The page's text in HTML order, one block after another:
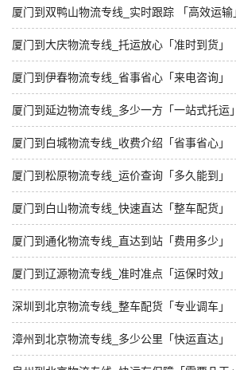
厦门到双鸭山物流专线_实时跟踪 「高效运输
厦门到大庆物流专线_托运放心「准时到货」
厦门到伊春物流专线_省事省心「来电咨询」
厦门到延边物流专线_多少一方「一站式托运」
厦门到白城物流专线_收费介绍「省事省心」
厦门到松原物流专线_运价查询「多久能到」
厦门到白山物流专线_快速直达「整车配货」
厦门到通化物流专线_直达到站「费用多少」
厦门到辽源物流专线_准时准点「运保时效」
深圳到北京物流专线_整车配货「专业调车」
漳州到北京物流专线_多少公里「快运直达」